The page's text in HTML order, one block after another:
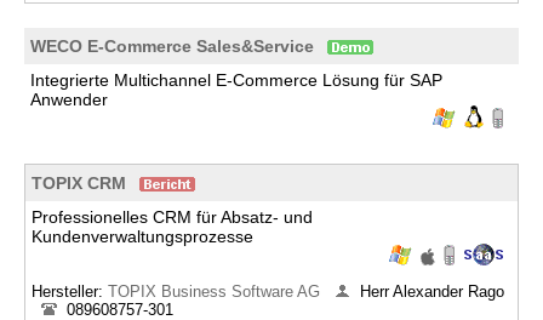
WECO E-Commerce Sales&Service
Integrierte Multichannel E-Commerce Lösung für SAP
Anwender
TOPIX CRM
Professionelles CRM für Absatz- und
Kundenverwaltungsprozesse
Hersteller: TOPIX Business Software AG
Herr Alexander Rago
089608757-301